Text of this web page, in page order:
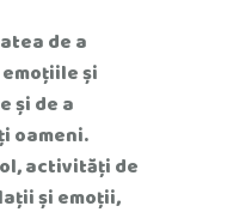
de a
și
și de a
oameni.
activități de
și emoții,